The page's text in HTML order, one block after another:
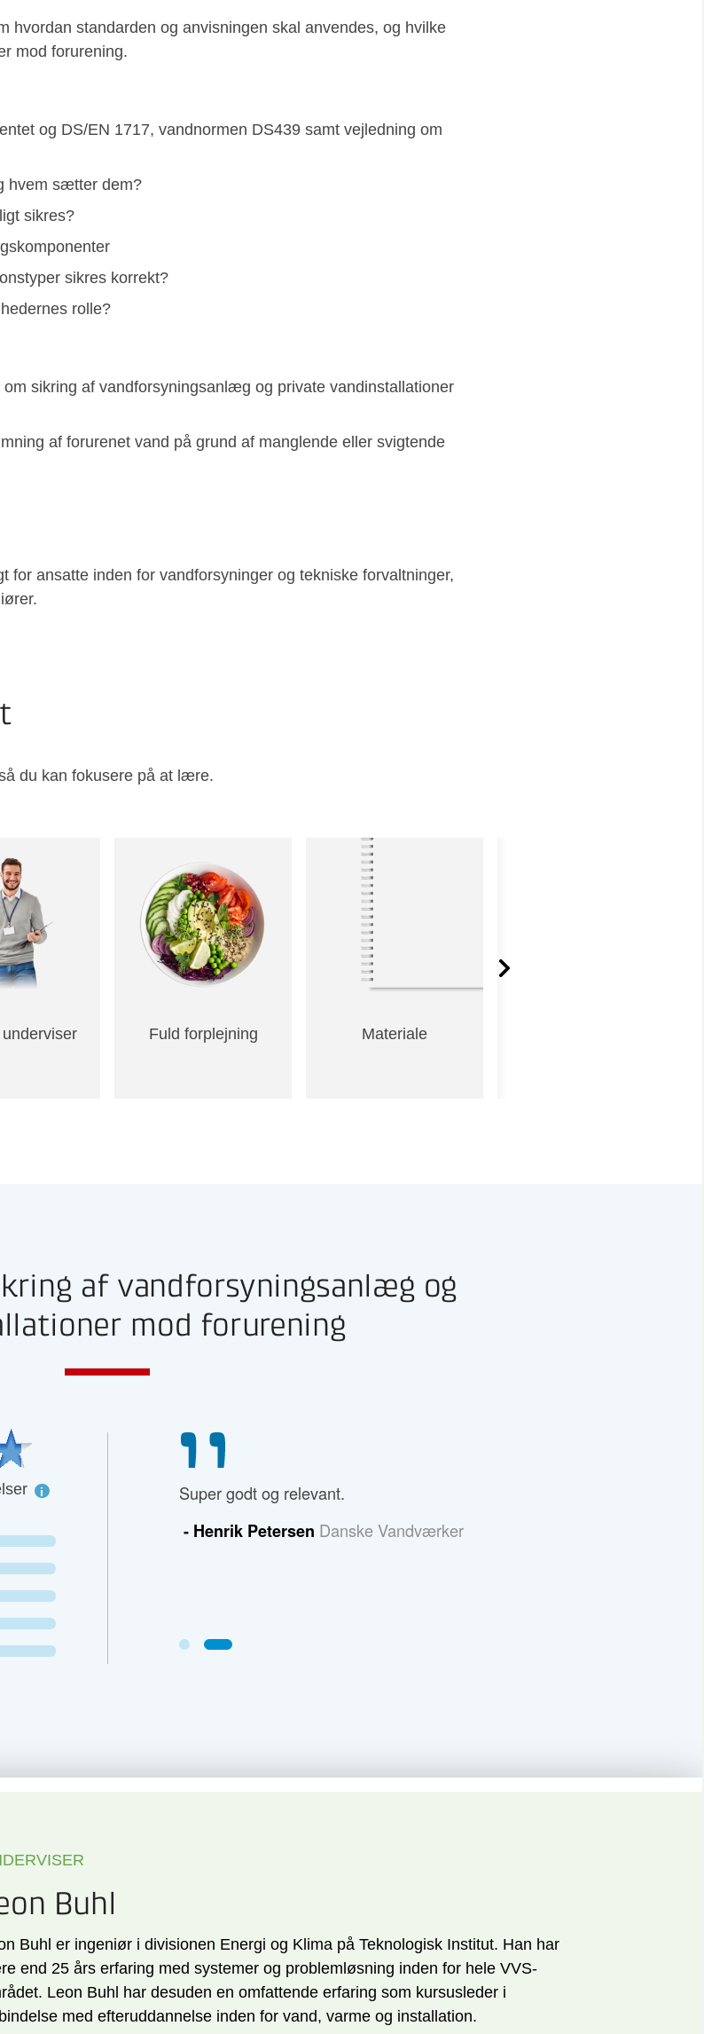
hvordan standarden og anvisningen skal anvendes, og hvilke
mod forurening.
og DS/EN 1717, vandnormen DS439 samt vejledning om
hvem sætter dem?
sikres?
sikres korrekt?
rolle?
sikring af vandforsyningsanlæg og private vandinstallationer
af forurenet vand på grund af manglende eller svigtende
for ansatte inden for vandforsyninger og tekniske forvaltninger,
du kan fokusere på at lære.
Fuld forplejning Materiale
af vandforsyningsanlæg og
mod forurening
på intet tidspunkt
Rambøll Danmark A/S.
Super godt og relevant.
- Henrik Petersen Danske Vandværker
Buhl
Buhl er ingeniør i divisionen Energi og Klima på Teknologisk Institut. Han har
end 25 års erfaring med systemer og problemløsning inden for hele VVS-
Leon Buhl har desuden en omfattende erfaring som kursusleder i
med efteruddannelse inden for vand, varme og installation.